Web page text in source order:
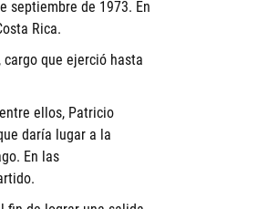
septiembre de 1973. En
Rica.
, cargo que ejerció hasta
ellos, Patricio
daría lugar a la
En las